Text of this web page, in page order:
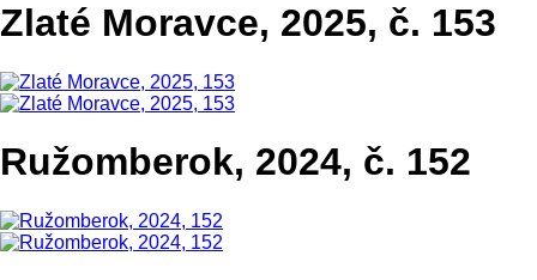
Zlaté Moravce, 2025, č. 153
Ružomberok, 2024, č. 152